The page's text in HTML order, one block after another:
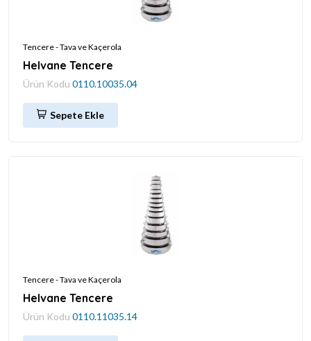
Tencere - Tava ve Kaçerola
Helvane Tencere
Ürün Kodu 0110.10035.04
Sepete Ekle
Tencere - Tava ve Kaçerola
Helvane Tencere
Ürün Kodu 0110.11035.14